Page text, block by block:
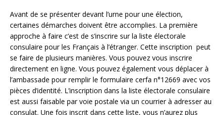
Avant de se présenter devant l’urne pour une élection,
certaines démarches doivent être accomplies. La première
approche à faire c’est de s’inscrire sur la liste électorale
consulaire pour les Français à l’étranger. Cette inscription peut
se faire de plusieurs manières. Vous pouvez vous inscrire
directement en ligne. Vous pouvez également vous déplacer à
l’ambassade pour remplir le formulaire cerfa n°12669 avec vos
pièces d’identité. L’inscription dans la liste électorale consulaire
est aussi faisable par voie postale via un courrier à adresser au
consulat. Une fois inscrit dans cette liste, vous n’aurez plus